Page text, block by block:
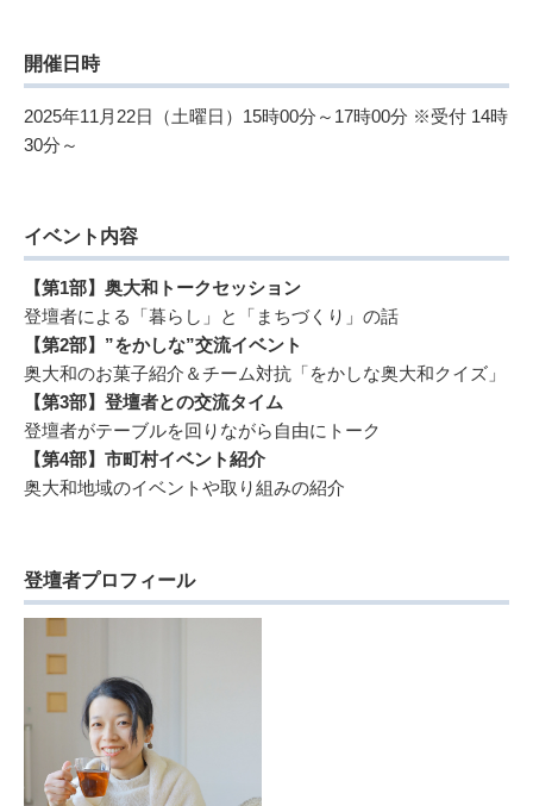
開催日時
2025年11月22日（土曜日）15時00分～17時00分 ※受付 14時
30分～
イベント内容
【第1部】奥大和トークセッション
登壇者による「暮らし」と「まちづくり」の話
【第2部】”をかしな”交流イベント
奥大和のお菓子紹介＆チーム対抗「をかしな奥大和クイズ」
【第3部】登壇者との交流タイム
登壇者がテーブルを回りながら自由にトーク
【第4部】市町村イベント紹介
奥大和地域のイベントや取り組みの紹介
登壇者プロフィール